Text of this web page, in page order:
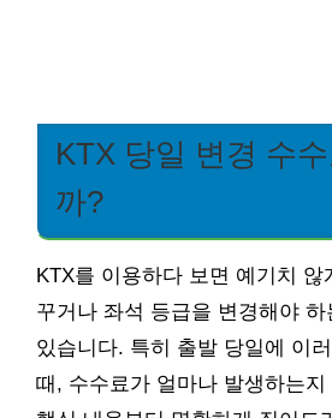
KTX 당일 변경 수
까?
KTX를 이용하다 보면 예기치
꾸거나 좌석 등급을 변경해야
있습니다. 특히 출발 당일에 이
때, 수수료가 얼마나 발생하는